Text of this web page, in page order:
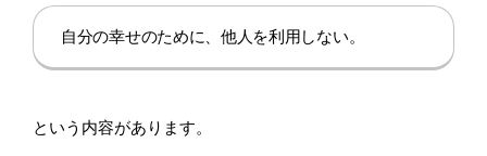
自分の幸せのために、他人を利用しない。
という内容があります。